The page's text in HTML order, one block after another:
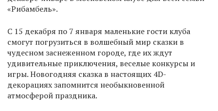
«Рибамбель».
С 15 декабря по 7 января маленькие гости клуба
смогут погрузиться в волшебный мир сказки в
чудесном заснеженном городе, где их ждут
удивительные приключения, веселые конкурсы и
игры. Новогодняя сказка в настоящих 4D-
декорациях запомнится необыкновенной
атмосферой праздника.